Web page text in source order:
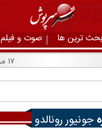
ترین ها صوت و فیلم
۱۷ مرداد ۱۴۰۵
جونیور رونالدو